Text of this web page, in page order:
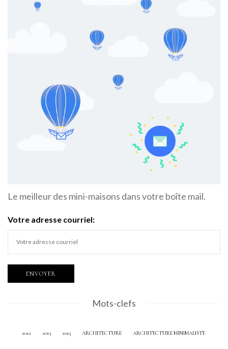
Le meilleur des mini-maisons dans votre boîte mail.
Votre adresse courriel:
Mots-clefs
2012 2013 2015 ARCHITECTURE ARCHITECTURE MINIMALISTE